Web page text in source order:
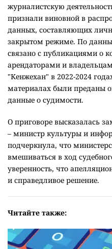
журналистскую
признали виновной в
данных, составляющих
закрытом режиме. По
связано с публикациями о
арендаторами и
"Кенжехан" в 2022-2024
материалах были преданы
данные о судимости.
О приговоре высказалась
– министр культуры и
подчеркнула, что
вмешиваться в ход
уверенность, что
и справедливое решение.
Читайте также: